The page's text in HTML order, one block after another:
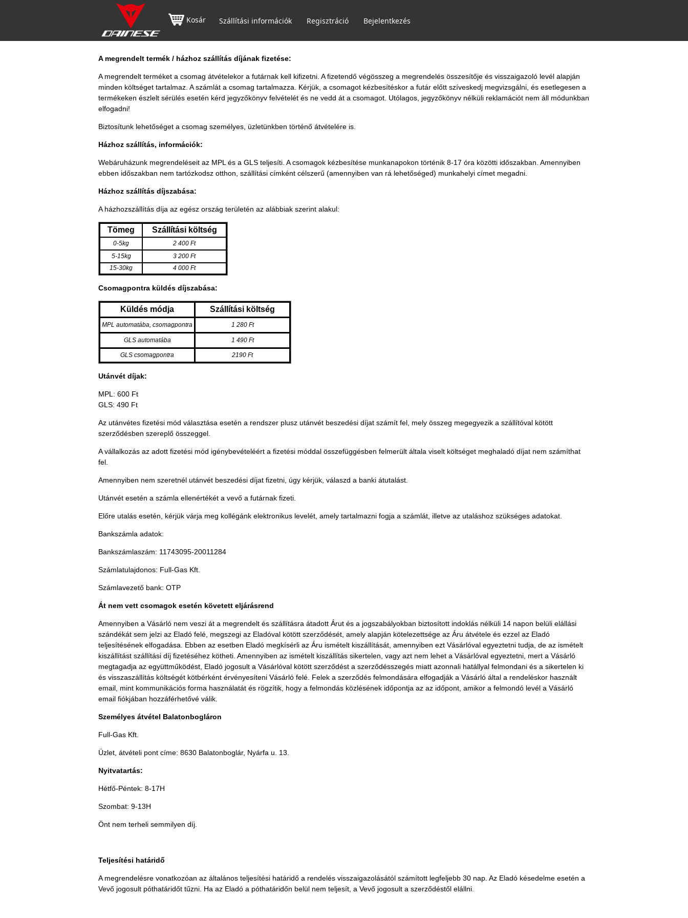
Kosár Szállítási információk Regisztráció Bejelentkezés
A megrendelt termék / házhoz szállítás díjának fizetése:
A megrendelt terméket a csomag átvételekor a futárnak kell kifizetni. A fizetendő végösszeg a megrendelés összesítője és visszaigazoló levél alapján
minden költséget tartalmaz. A számlát a csomag tartalmazza. Kérjük, a csomagot kézbesítéskor a futár előtt szíveskedj megvizsgálni, és esetlegesen a
termékeken észlelt sérülés esetén kérd jegyzőkönyv felvételét és ne vedd át a csomagot. Utólagos, jegyzőkönyv nélküli reklamációt nem áll módunkban
elfogadni!
Biztosítunk lehetőséget a csomag személyes, üzletünkben történő átvételére is.
Házhoz szállítás, információk:
Webáruházunk megrendeléseit az MPL és a GLS teljesíti. A csomagok kézbesítése munkanapokon történik 8-17 óra közötti időszakban. Amennyiben
ebben időszakban nem tartózkodsz otthon, szállítási címként célszerű (amennyiben van rá lehetőséged) munkahelyi címet megadni.
Házhoz szállítás díjszabása:
A házhozszállítás díja az egész ország területén az alábbiak szerint alakul:
Tömeg Szállítási költség
0-5kg
2 400 Ft
5-15kg
3 200 Ft
15-30kg
4 000 Ft
Csomagpontra küldés díjszabása:
Küldés módja Szállítási költség
MPL automatába, csomagpontra 1 280 Ft
GLS automatába 1 490 Ft
GLS csomagpontra 2190 Ft
Utánvét díjak:
MPL: 600 Ft
GLS: 490 Ft
Az utánvétes fizetési mód választása esetén a rendszer plusz utánvét beszedési díjat számít fel, mely összeg megegyezik a szállítóval kötött
szerződésben szereplő összeggel.
A vállalkozás az adott fizetési mód igénybevételéért a fizetési móddal összefüggésben felmerült általa viselt költséget meghaladó díjat nem számíthat
fel.
Amennyiben nem szeretnél utánvét beszedési díjat fizetni, úgy kérjük, válaszd a banki átutalást.
Utánvét esetén a számla ellenértékét a vevő a futárnak fizeti.
Előre utalás esetén, kérjük várja meg kollégánk elektronikus levelét, amely tartalmazni fogja a számlát, illetve az utaláshoz szükséges adatokat.
Bankszámla adatok:
Bankszámlaszám: 11743095-20011284
Számlatulajdonos: Full-Gas Kft.
Számlavezető bank: OTP
Át nem vett csomagok esetén követett eljárásrend
Amennyiben a Vásárló nem veszi át a megrendelt és szállításra átadott Árut és a jogszabályokban biztosított indoklás nélküli 14 napon belüli elállási
szándékát sem jelzi az Eladó felé, megszegi az Eladóval kötött szerződését, amely alapján kötelezettsége az Áru átvétele és ezzel az Eladó
teljesítésének elfogadása. Ebben az esetben Eladó megkísérli az Áru ismételt kiszállítását, amennyiben ezt Vásárlóval egyeztetni tudja, de az ismételt
kiszállítást szállítási díj fizetéséhez kötheti. Amennyiben az ismételt kiszállítás sikertelen, vagy azt nem lehet a Vásárlóval egyeztetni, mert a Vásárló
megtagadja az együttműködést, Eladó jogosult a Vásárlóval kötött szerződést a szerződésszegés miatt azonnali hatállyal felmondani és a sikertelen ki
és visszaszállítás költségét kötbérként érvényesíteni Vásárló felé. Felek a szerződés felmondására elfogadják a Vásárló által a rendeléskor használt
email, mint kommunikációs forma használatát és rögzítik, hogy a felmondás közlésének időpontja az az időpont, amikor a felmondó levél a Vásárló
email fiókjában hozzáférhetővé válik.
Személyes átvétel Balatonbogláron
Full-Gas Kft.
Üzlet, átvételi pont címe: 8630 Balatonboglár, Nyárfa u. 13.
Nyitvatartás:
Hétfő-Péntek: 8-17H
Szombat: 9-13H
Önt nem terheli semmilyen díj.
Teljesítési határidő
A megrendelésre vonatkozóan az általános teljesítési határidő a rendelés visszaigazolásától számított legfeljebb 30 nap. Az Eladó késedelme esetén a
Vevő jogosult póthatáridőt tűzni. Ha az Eladó a póthatáridőn belül nem teljesít, a Vevő jogosult a szerződéstől elállni.